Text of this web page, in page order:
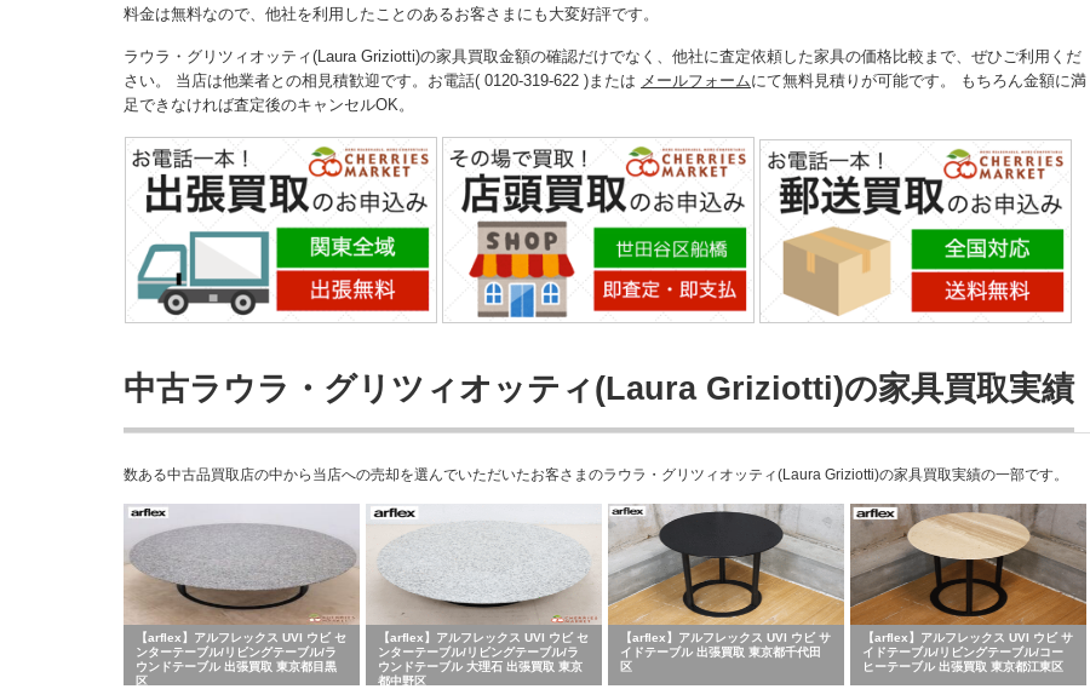
料金は無料なので、他社を利用したことのあるお客さまにも大変好評です。
ラウラ・グリツィオッティ(Laura Griziotti)の家具買取金額の確認だけでなく、他社に査定依頼した家具の価格比較まで、ぜひご利用くだ
さい。 当店は他業者との相見積歓迎です。お電話( 0120-319-622 )または メールフォームにて無料見積りが可能です。 もちろん金額に満
足できなければ査定後のキャンセルOK。
中古ラウラ・グリツィオッティ(Laura Griziotti)の家具買取実績
数ある中古品買取店の中から当店への売却を選んでいただいたお客さまのラウラ・グリツィオッティ(Laura Griziotti)の家具買取実績の一部です。
【arflex】アルフレックス UVI ウビ セ
ンターテーブル/リビングテーブル/ラ
ウンドテーブル 出張買取 東京都目黒
区
【arflex】アルフレックス UVI ウビ セ
ンターテーブル/リビングテーブル/ラ
ウンドテーブル 大理石 出張買取 東京
都中野区
【arflex】アルフレックス UVI ウビ サ
イドテーブル 出張買取 東京都千代田
区
【arflex】アルフレックス UVI ウビ サ
イドテーブル/リビングテーブル/コー
ヒーテーブル 出張買取 東京都江東区